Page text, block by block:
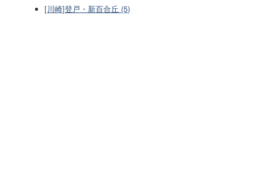
[川崎]登戸・新百合丘 (5)